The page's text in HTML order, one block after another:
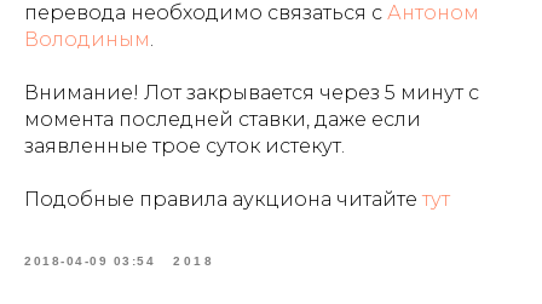
перевода необходимо связаться с Антоном
Володиным.
Внимание! Лот закрывается через 5 минут с
момента последней ставки, даже если
заявленные трое суток истекут.
Подобные правила аукциона читайте тут
2018-04-09 03:54 2018